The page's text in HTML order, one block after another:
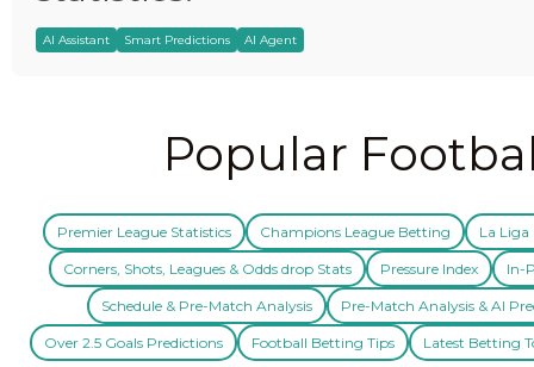
AI Assistant Smart Predictions AI Agent
Popular
Premier League Statistics Champions League Betting La Liga
Corners, Shots, Leagues & Odds drop Stats Pressure Index In-
Schedule & Pre-Match Analysis Pre-Match Analysis & AI
Over 2.5 Goals Predictions Football Betting Tips Latest Betting